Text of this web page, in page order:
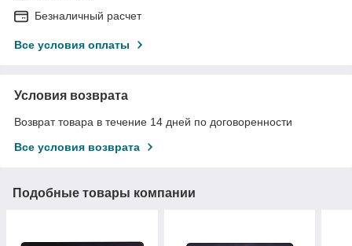
Безналичный расчет
Все условия оплаты
Условия возврата
Возврат товара в течение 14 дней по договоренности
Все условия возврата
Подобные товары компании